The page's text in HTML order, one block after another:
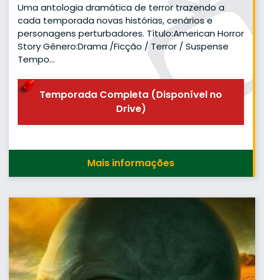
Uma antologia dramática de terror trazendo a
cada temporada novas histórias, cenários e
personagens perturbadores. Título:American Horror
Story Gênero:Drama /Ficção / Terror / Suspense
Tempo…
Temporada Completa (Disponível no
Drive)
Mais informações